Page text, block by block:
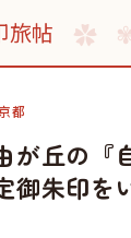
旅帖
都
が丘の『
御朱印を